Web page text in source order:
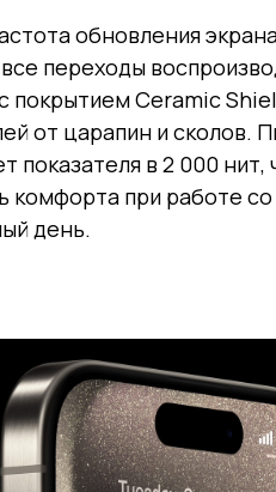
обновления
переходы
покрытием Ceramic
от царапин и сколов.
показателя в 2 000 нит,
комфорта при работе
день.